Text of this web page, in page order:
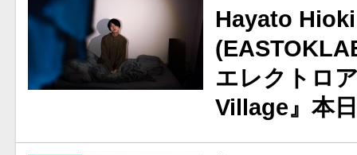
Hayato Hioki
エレクトロ
Village』本